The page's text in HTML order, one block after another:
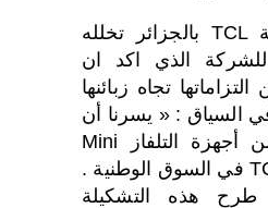
انطلاق تسويق علامة TCL بالجزائر تخلله
الذي اكد ان
تجاه زبائنها
السياق : « يسرنا أن
نطرح أحدث جيل من أجهزة التلفاز Mini
LED و QLED من TCL في السوق الوطنية .
هذه التشكيلة